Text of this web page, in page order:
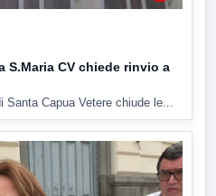
S.Maria CV chiede rinvio a
Santa Capua Vetere chiude le...